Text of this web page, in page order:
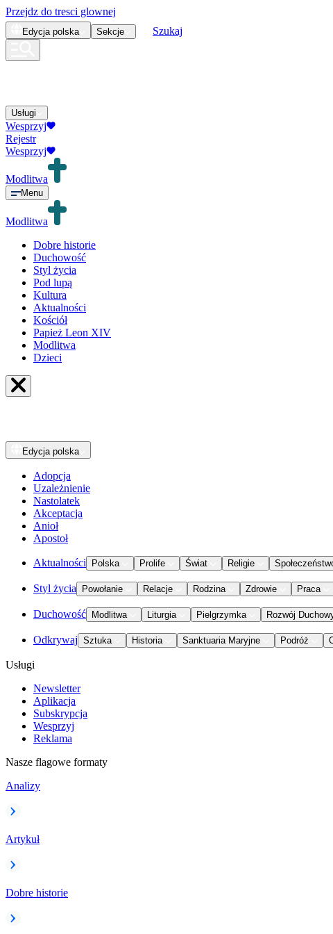
Przejdz do tresci glownej
Edycja polska Sekcje Szukaj
Usługi
Wesprzyj
Rejestr
Wesprzyj
Modlitwa
Menu
Modlitwa
Dobre historie
Duchowość
Styl życia
Pod lupą
Kultura
Aktualności
Kościół
Papież Leon XIV
Modlitwa
Dzieci
Edycja polska
Adopcja
Uzależnienie
Nastolatek
Akceptacja
Anioł
Apostoł
Aktualności Polska Prolife Świat Religie
Styl życia Powołanie Relacje Rodzina Zdrowie Praca
Duchowość Modlitwa Liturgia Pielgrzymka Rozwój
Odkrywaj Sztuka Historia Sanktuaria Maryjne Podróż
Usługi
Newsletter
Aplikacja
Subskrypcja
Wesprzyj
Reklama
Nasze flagowe formaty
Analizy
Artykuł
Dobre historie